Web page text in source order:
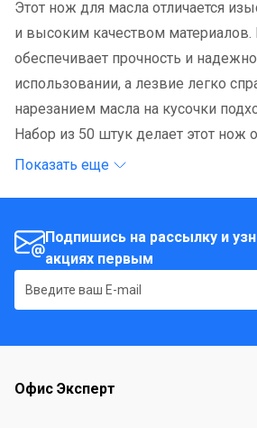
Этот нож для масла отличается
и высоким качеством материалов.
обеспечивает прочность и
использовании, а лезвие легко
нарезанием масла на кусочки
Набор из 50 штук делает этот
как для домашнего использования,
Показать еще
Подпишись на рассылку и
акциях первым
Офис Эксперт